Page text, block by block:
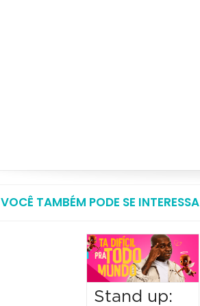
VOCÊ TAMBÉM PODE SE
Stand up: